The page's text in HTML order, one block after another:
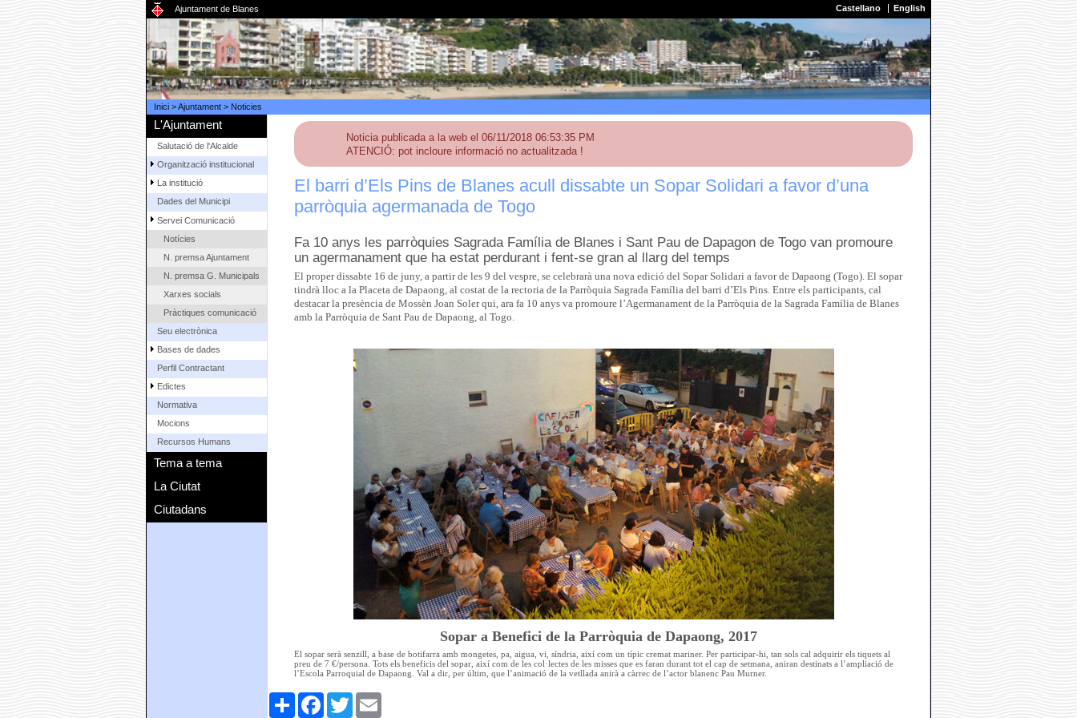
Ajuntament de Blanes Castellano English
Inici>Ajuntament> Noticies
L'Ajuntament
Salutació de l'Alcalde
Organització institucional
La institució
Dades del Municipi
Servei Comunicació
Notícies
N. premsa Ajuntament
N. premsa G. Municipals
Xarxes socials
Pràctiques comunicació
Seu electrònica
Bases de dades
Perfil Contractant
Edictes
Normativa
Mocions
Recursos Humans
Tema a tema
La Ciutat
Ciutadans
Noticia publicada a la web el 06/11/2018 06:53:35 PM
ATENCIÓ: pot incloure informació no actualitzada !
El barri d’Els Pins de Blanes acull dissabte un Sopar Solidari a favor d’una
parròquia agermanada de Togo
Fa 10 anys les parròquies Sagrada Família de Blanes i Sant Pau de Dapagon de Togo van promoure
un agermanament que ha estat perdurant i fent-se gran al llarg del temps
El proper dissabte 16 de juny, a partir de les 9 del vespre, se celebrarà una nova edició del Sopar Solidari a favor de Dapaong (Togo). El sopar
tindrà lloc a la Placeta de Dapaong, al costat de la rectoria de la Parròquia Sagrada Família del barri d’Els Pins. Entre els participants, cal
destacar la presència de Mossèn Joan Soler qui, ara fa 10 anys va promoure l’Agermanament de la Parròquia de la Sagrada Família de Blanes
amb la Parròquia de Sant Pau de Dapaong, al Togo.
Sopar a Benefici de la Parròquia de Dapaong, 2017
El sopar serà senzill, a base de botifarra amb mongetes, pa, aigua, vi, síndria, així com un típic cremat mariner. Per participar-hi, tan sols cal adquirir els tiquets al
preu de 7 €/persona. Tots els beneficis del sopar, així com de les col·lectes de les misses que es faran durant tot el cap de setmana, aniran destinats a l’ampliació de
l’Escola Parroquial de Dapaong. Val a dir, per últim, que l’animació de la vetllada anirà a càrrec de l’actor blanenc Pau Murner.
ComparteixFacebookTwitter